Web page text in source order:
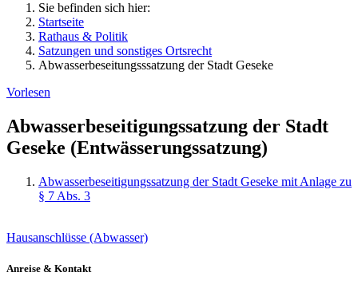
Sie befinden sich hier:
Startseite
Rathaus & Politik
Satzungen und sonstiges Ortsrecht
Abwasserbeseitungsssatzung der Stadt Geseke
Vorlesen
Abwasserbeseitigungssatzung der Stadt
Geseke (Entwässerungssatzung)
Abwasserbeseitigungssatzung der Stadt Geseke mit Anlage zu
§ 7 Abs. 3
Hausanschlüsse (Abwasser)
Anreise & Kontakt